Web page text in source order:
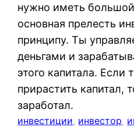
нужно иметь
основная прелесть
принципу. Ты
деньгами и
этого капитала. Если
прирастить капитал,
заработал.
инвестиции, инвестор,